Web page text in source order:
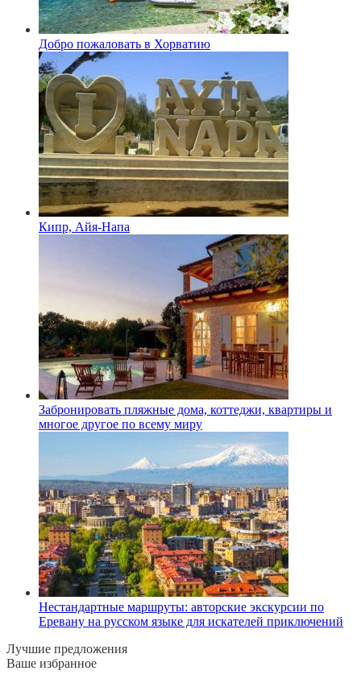
Добро пожаловать в Хорватию
Кипр, Айя-Напа
Забронировать пляжные дома, коттеджи, квартиры и
многое другое по всему миру
Нестандартные маршруты: авторские экскурсии по
Еревану на русском языке для искателей приключений
Лучшие предложения
Ваше избранное